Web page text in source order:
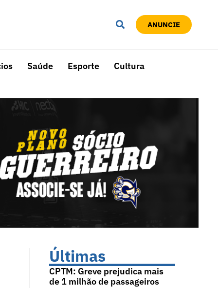
ANUNCIE
Saúde Esporte Cultura
Últimas
CPTM: Greve prejudica mais
de 1 milhão de passageiros